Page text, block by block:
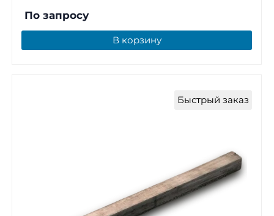
По запросу
В корзину
Быстрый заказ